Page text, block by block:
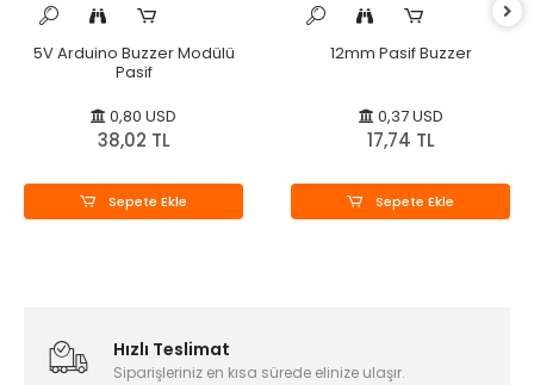
5V Arduino Buzzer Modülü
Pasif
0,80 USD
38,02 TL
Sepete Ekle
12mm Pasif Buzzer
0,37 USD
17,74 TL
Sepete Ekle
Hızlı Teslimat
Siparişleriniz en kısa sürede elinize ulaşır.